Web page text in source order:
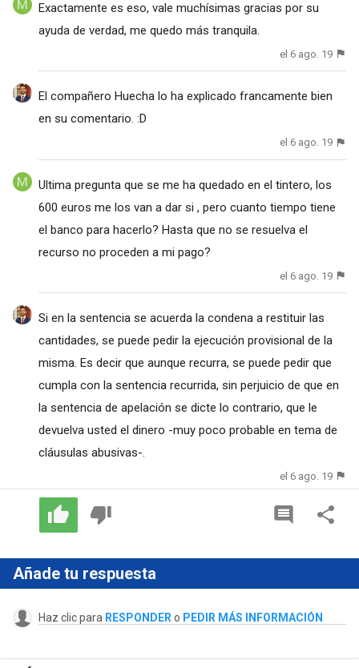
Exactamente es eso, vale muchísimas gracias por su
ayuda de verdad, me quedo más tranquila.
el 6 ago. 19
El compañero Huecha lo ha explicado francamente bien
en su comentario. :D
el 6 ago. 19
Ultima pregunta que se me ha quedado en el tintero, los
600 euros me los van a dar si , pero cuanto tiempo tiene
el banco para hacerlo? Hasta que no se resuelva el
recurso no proceden a mi pago?
el 6 ago. 19
Si en la sentencia se acuerda la condena a restituir las
cantidades, se puede pedir la ejecución provisional de la
misma. Es decir que aunque recurra, se puede pedir que
cumpla con la sentencia recurrida, sin perjuicio de que en
la sentencia de apelación se dicte lo contrario, que le
devuelva usted el dinero -muy poco probable en tema de
cláusulas abusivas-.
el 6 ago. 19
Añade tu respuesta
Haz clic para RESPONDER o PEDIR MÁS INFORMACIÓN